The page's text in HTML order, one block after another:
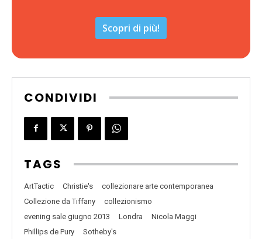
Scopri di più!
CONDIVIDI
TAGS
ArtTactic Christie's
collezionare arte contemporanea
Collezione da Tiffany
collezionismo
evening sale giugno 2013
Londra
Nicola Maggi
Phillips de Pury
Sotheby's